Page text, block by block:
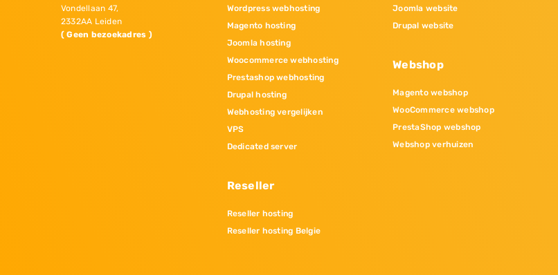
Vondellaan 47,
2332AA Leiden
( Geen bezoekadres )
Wordpress webhosting
Magento hosting
Joomla hosting
Woocommerce webhosting
Prestashop webhosting
Drupal hosting
Webhosting vergelijken
VPS
Dedicated server
Reseller
Reseller hosting
Reseller hosting Belgie
Joomla website
Drupal website
Webshop
Magento webshop
WooCommerce webshop
PrestaShop webshop
Webshop verhuizen